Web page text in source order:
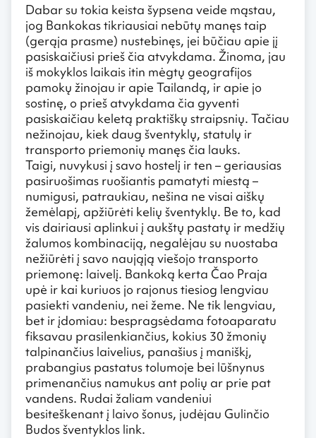
Dabar su tokia keista šypsena veide mąstau,
jog Bankokas tikriausiai nebūtų manęs taip
(gerąja prasme) nustebinęs, jei būčiau apie jį
pasiskaičiusi prieš čia atvykdama. Žinoma, jau
iš mokyklos laikais itin mėgtų geografijos
pamokų žinojau ir apie Tailandą, ir apie jo
sostinę, o prieš atvykdama čia gyventi
pasiskaičiau keletą praktiškų straipsnių. Tačiau
nežinojau, kiek daug šventyklų, statulų ir
transporto priemonių manęs čia lauks.
Taigi, nuvykusi į savo hostelį ir ten – geriausias
pasiruošimas ruošiantis pamatyti miestą –
numigusi, patraukiau, nešina ne visai aiškų
žemėlapį, apžiūrėti kelių šventyklų. Be to, kad
vis dairiausi aplinkui į aukštų pastatų ir medžių
žalumos kombinaciją, negalėjau su nuostaba
nežiūrėti į savo naująją viešojo transporto
priemonę: laivelį. Bankoką kerta Čao Praja
upė ir kai kuriuos jo rajonus tiesiog lengviau
pasiekti vandeniu, nei žeme. Ne tik lengviau,
bet ir įdomiau: bespragsėdama fotoaparatu
fiksavau prasilenkiančius, kokius 30 žmonių
talpinančius laivelius, panašius į maniškį,
prabangius pastatus tolumoje bei lūšnynus
primenančius namukus ant polių ar prie pat
vandens. Rudai žaliam vandeniui
besiteškenant į laivo šonus, judėjau Gulinčio
Budos šventyklos link.